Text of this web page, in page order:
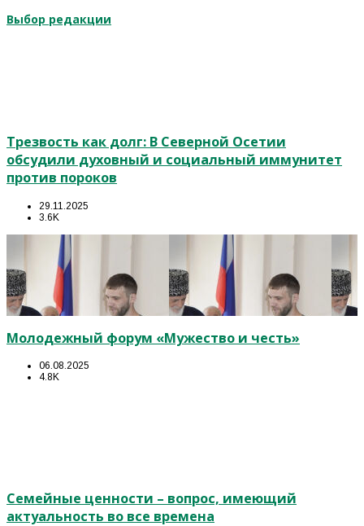
Выбор редакции
Трезвость как долг: В Северной Осетии
обсудили духовный и социальный иммунитет
против пороков
29.11.2025
3.6K
Молодежный форум «Мужество и честь»
06.08.2025
4.8K
Семейные ценности – вопрос, имеющий
актуальность во все времена